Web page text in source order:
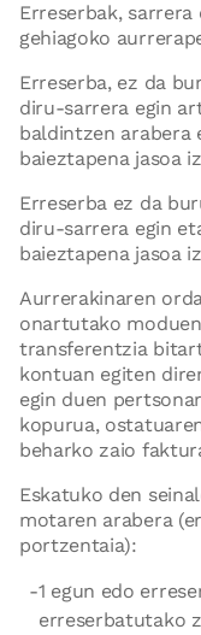
Erreserbak,
gehiagoko
Erreserba, ez da
diru-sarrera egin
baldintzen arabera
baieztapena jasoa
Erreserba ez da
diru-sarrera egin
baieztapena jasoa
Aurrerakinaren
onartutako
transferentzia
kontuan egiten
egin duen
kopurua,
beharko zaio
Eskatuko den
motaren arabera
portzentaia):
1 egun edo
erreserbatutako